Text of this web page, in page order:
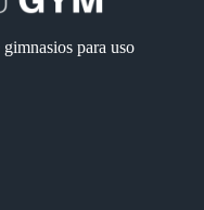
para uso